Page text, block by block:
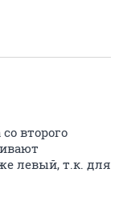
второго
левый, т.к. для